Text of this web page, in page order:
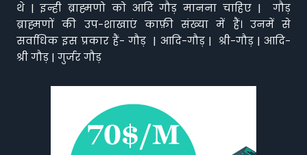
थे | इन्ही ब्राह्मणो को आदि गौड़ मानना चाहिए | गौड़
ब्राह्मणों की उप-शाखाएं काफ़ी संख्या में हैं। उनमें से
सर्वाधिक इस प्रकार हैं- गौड़ | आदि-गौड़ | श्री-गौड़ | आदि-
श्री गौड़ | गुर्जर गौड़